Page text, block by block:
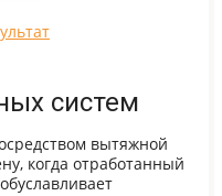
систем
вытяжной
когда отработанный